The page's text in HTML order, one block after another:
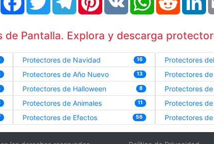
de Pantalla. Explora y descarga
Protectores de Navidad 16
Protectores de Año Nuevo 13
Protectores de Halloween 8
Protectores de Animales 11
Protectores de Efectos 56
Protectores
Protectores
Protectores
Protectores de
Protectores